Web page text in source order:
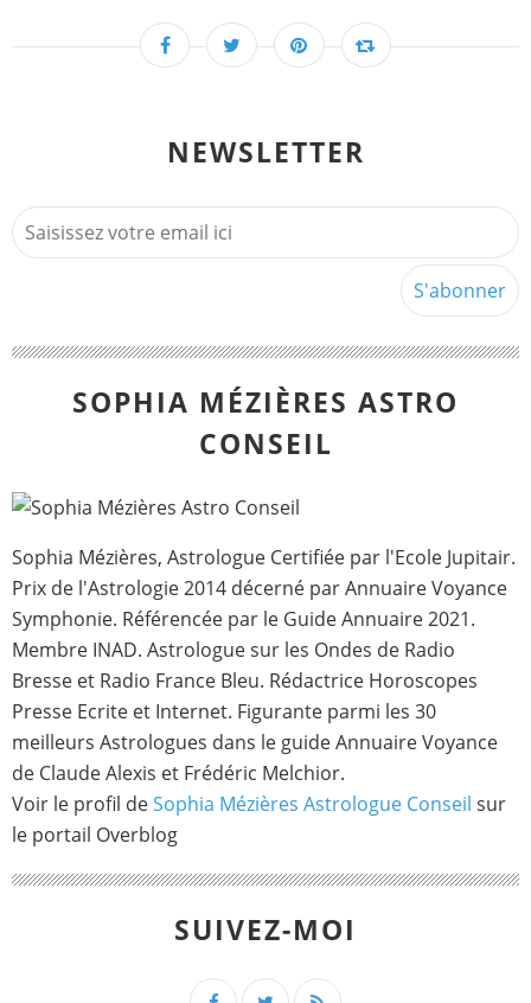
NEWSLETTER
SOPHIA MÉZIÈRES ASTRO
CONSEIL
Sophia Mézières, Astrologue Certifiée par l'Ecole Jupitair.
Prix de l'Astrologie 2014 décerné par Annuaire Voyance
Symphonie. Référencée par le Guide Annuaire 2021.
Membre INAD. Astrologue sur les Ondes de Radio
Bresse et Radio France Bleu. Rédactrice Horoscopes
Presse Ecrite et Internet. Figurante parmi les 30
meilleurs Astrologues dans le guide Annuaire Voyance
de Claude Alexis et Frédéric Melchior.
Voir le profil deSophia Mézières Astrologue Conseil sur
le portail Overblog
SUIVEZ-MOI